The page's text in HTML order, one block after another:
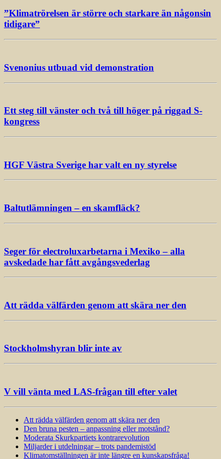
”Klimatrörelsen är större och starkare än någonsin
tidigare”
Svenonius utbuad vid demonstration
Ett steg till vänster och två till höger på riggad S-
kongress
HGF Västra Sverige har valt en ny styrelse
Baltutlämningen – en skamfläck?
Seger för electroluxarbetarna i Mexiko – alla
avskedade har fått avgångsvederlag
Att rädda välfärden genom att skära ner den
Stockholmshyran blir inte av
V vill vänta med LAS-frågan till efter valet
Att rädda välfärden genom att skära ner den
Den bruna pesten – anpassning eller motstånd?
Moderata Skurkpartiets kontrarevolution
Miljarder i utdelningar – trots pandemistöd
Klimatomställningen är inte längre en kunskapsfråga!